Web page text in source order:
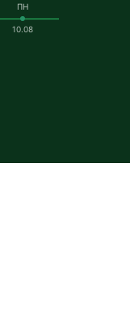
ПН
10.08